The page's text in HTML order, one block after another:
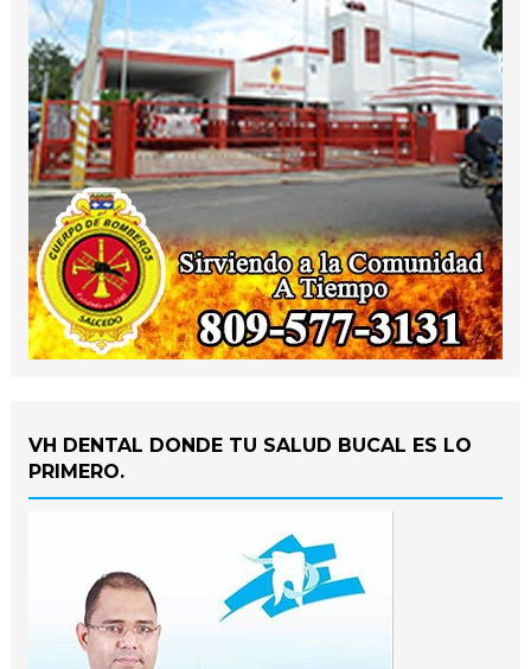
VH DENTAL DONDE TU SALUD BUCAL ES LO
PRIMERO.